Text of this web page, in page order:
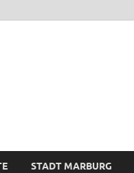
STADT MARBURG